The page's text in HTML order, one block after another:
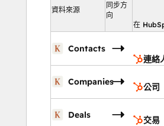
資料來源
同步方
向
在
Contacts
連絡
Companies
公司
Deals
交易